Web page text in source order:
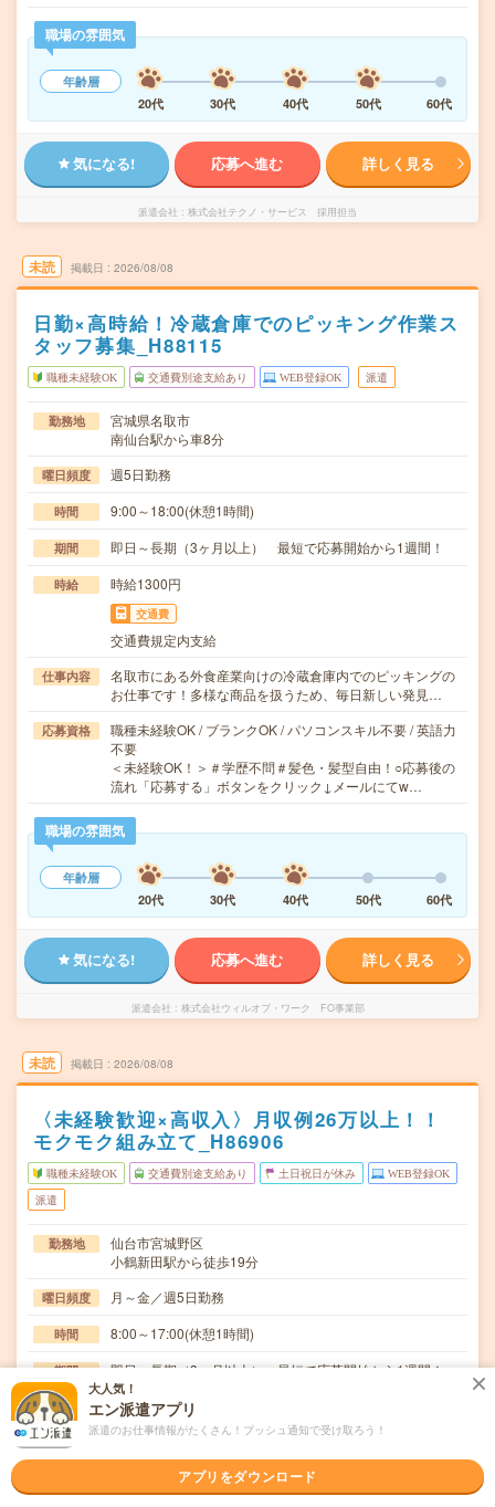
職場の雰囲気
年齢層
20代
30代 40代 50代 60代
気になる! 応募へ進む 詳しく見る
派遣会社 株式会社テクノ・サービス 採用担当
未読 掲載日 2026/08/08
日勤×高時給！冷蔵倉庫でのピッキング作業ス
タッフ募集_H88115
職種未経験OK 交通費別途支給あり WEB登録OK 派遣
勤務地
宮城県名取市
南仙台駅から車8分
曜日頻度 週5日勤務
時間 9:00～18:00(休憩1時間)
期間 即日～長期（3ヶ月以上） 最短で応募開始から1週間！
時給 時給1300円
交通費
交通費規定内支給
仕事内容
名取市にある外食産業向けの冷蔵倉庫内でのピッキングの
お仕事です！多様な商品を扱うため、毎日新しい発見…
応募資格
職種未経験OK / ブランクOK / パソコンスキル不要 / 英語力
不要
＜未経験OK！＞＃学歴不問＃髪色・髪型自由！○応募後の
流れ「応募する」ボタンをクリック↓メールにてw…
職場の雰囲気
年齢層
20代
30代 40代 50代 60代
気になる! 応募へ進む 詳しく見る
派遣会社 株式会社ウィルオブ・ワーク FO事業部
未読 掲載日 2026/08/08
〈未経験歓迎×高収入〉月収例26万以上！！
モクモク組み立て_H86906
職種未経験OK 交通費別途支給あり 土日祝日が休み WEB登録OK
派遣
勤務地
仙台市宮城野区
小鶴新田駅から徒歩19分
曜日頻度 月～金／週5日勤務
時間 8:00～17:00(休憩1時間)
期間 即日～長期（3ヶ月以上） 最短で応募開始から1週間！
時給 時給1450円
交通費
交通費規定内支給
仕事内容 トラックの荷台部分の製造を行ってもらいます。業務内容
大人気！
エン派遣アプリ
派遣のお仕事情報がたくさん！プッシュ通知で受け取ろう！
アプリをダウンロード